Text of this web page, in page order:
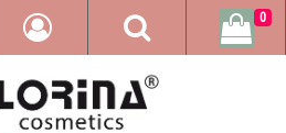
0